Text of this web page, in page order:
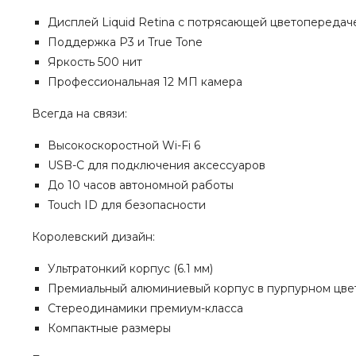
Дисплей Liquid Retina с потрясающей
Поддержка P3 и True Tone
Яркость 500 нит
Профессиональная 12 МП камера
Всегда на связи:
Высокоскоростной Wi-Fi 6
USB-C для подключения аксессуаров
До 10 часов автономной работы
Touch ID для безопасности
Королевский дизайн:
Ультратонкий корпус (6.1 мм)
Премиальный алюминиевый корпус в пурпурном
Стереодинамики премиум-класса
Компактные размеры